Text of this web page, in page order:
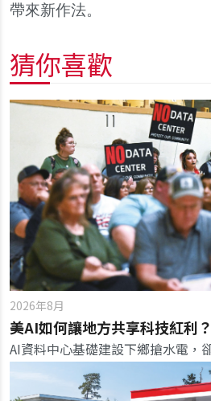
帶來新作法。
猜你喜歡
2026年8月
美AI如何讓地方共享科技紅利？